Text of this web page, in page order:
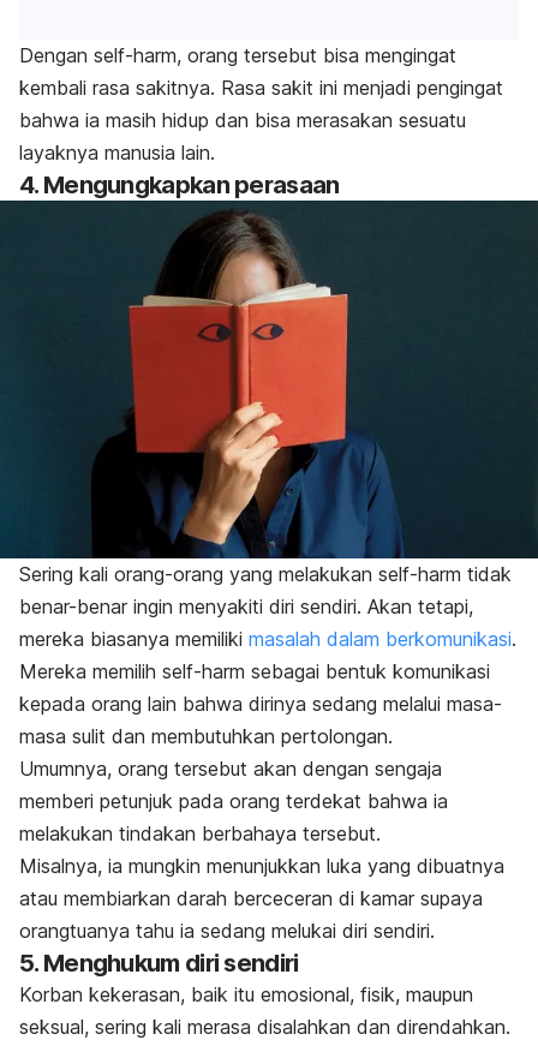
Dengan self-harm, orang tersebut bisa mengingat
kembali rasa sakitnya. Rasa sakit ini menjadi pengingat
bahwa ia masih hidup dan bisa merasakan sesuatu
layaknya manusia lain.
4. Mengungkapkan perasaan
Sering kali orang-orang yang melakukan self-harm tidak
benar-benar ingin menyakiti diri sendiri. Akan tetapi,
mereka biasanya memiliki masalah dalam berkomunikasi.
Mereka memilih self-harm sebagai bentuk komunikasi
kepada orang lain bahwa dirinya sedang melalui masa-
masa sulit dan membutuhkan pertolongan.
Umumnya, orang tersebut akan dengan sengaja
memberi petunjuk pada orang terdekat bahwa ia
melakukan tindakan berbahaya tersebut.
Misalnya, ia mungkin menunjukkan luka yang dibuatnya
atau membiarkan darah berceceran di kamar supaya
orangtuanya tahu ia sedang melukai diri sendiri.
5. Menghukum diri sendiri
Korban kekerasan, baik itu emosional, fisik, maupun
seksual, sering kali merasa disalahkan dan direndahkan.